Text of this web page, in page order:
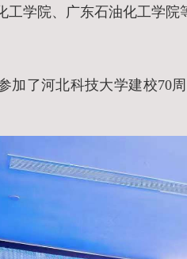
学院、广东石油化工学院
加了河北科技大学建校70